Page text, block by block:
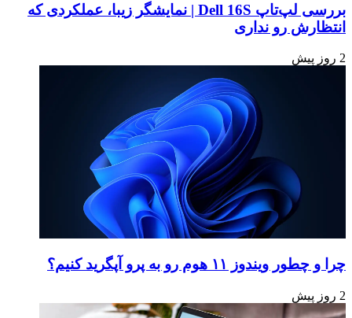
بررسی لپ‌تاپ Dell 16S | نمایشگر زیبا، عملکردی که
انتظارش رو نداری
2 روز پیش
چرا و چطور ویندوز ۱۱ هوم رو به پرو آپگرید کنیم؟
2 روز پیش